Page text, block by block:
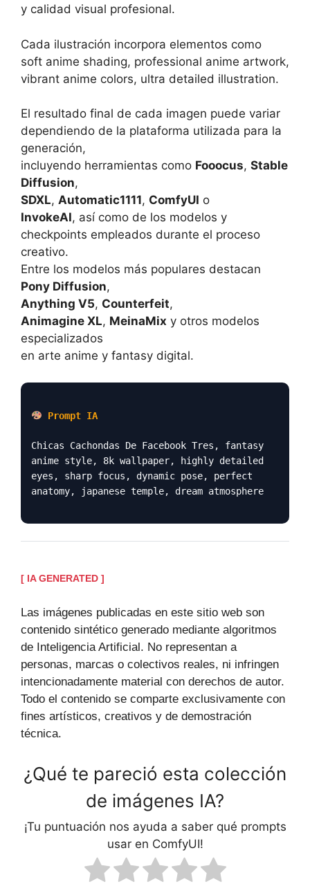
y calidad visual profesional.
Cada ilustración incorpora elementos como
soft anime shading, professional anime artwork,
vibrant anime colors, ultra detailed illustration.
El resultado final de cada imagen puede variar
dependiendo de la plataforma utilizada para la
generación,
incluyendo herramientas como Fooocus, Stable
Diffusion,
SDXL, Automatic1111, ComfyUI o
InvokeAI, así como de los modelos y
checkpoints empleados durante el proceso
creativo.
Entre los modelos más populares destacan
Pony Diffusion,
Anything V5, Counterfeit,
Animagine XL, MeinaMix y otros modelos
especializados
en arte anime y fantasy digital.
Prompt IA
Chicas Cachondas De Facebook Tres, fantasy
anime style, 8k wallpaper, highly detailed
eyes, sharp focus, dynamic pose, perfect
anatomy, japanese temple, dream atmosphere
[ IA GENERATED ]
Las imágenes publicadas en este sitio web son
contenido sintético generado mediante algoritmos
de Inteligencia Artificial. No representan a
personas, marcas o colectivos reales, ni infringen
intencionadamente material con derechos de autor.
Todo el contenido se comparte exclusivamente con
fines artísticos, creativos y de demostración
técnica.
¿Qué te pareció esta colección
de imágenes IA?
¡Tu puntuación nos ayuda a saber qué prompts
usar en ComfyUI!